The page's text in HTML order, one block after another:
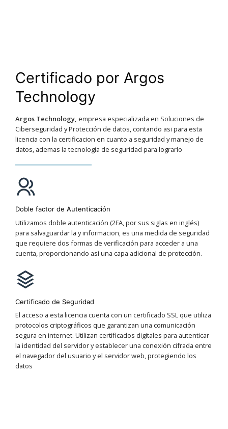
Certificado por Argos
Technology
Argos Technology, empresa especializada en Soluciones de
Ciberseguridad y Protección de datos, contando asi para esta
licencia con la certificacion en cuanto a seguridad y manejo de
datos, ademas la tecnologia de seguridad para lograrlo
Doble factor de Autenticación
Utilizamos doble autenticación (2FA, por sus siglas en inglés)
para salvaguardar la y informacion, es una medida de seguridad
que requiere dos formas de verificación para acceder a una
cuenta, proporcionando así una capa adicional de protección.
Certificado de Seguridad
El acceso a esta licencia cuenta con un certificado SSL que utiliza
protocolos criptográficos que garantizan una comunicación
segura en internet. Utilizan certificados digitales para autenticar
la identidad del servidor y establecer una conexión cifrada entre
el navegador del usuario y el servidor web, protegiendo los
datos